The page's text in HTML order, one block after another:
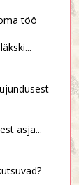
töö
asja...